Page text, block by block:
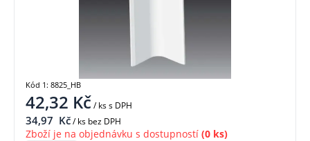
42,32 Kč/ kss DPH
34,97 Kč/ ks bez DPH
Zboží je na objednávku s dostupností (0 ks)
Kód 1: 8825_HB